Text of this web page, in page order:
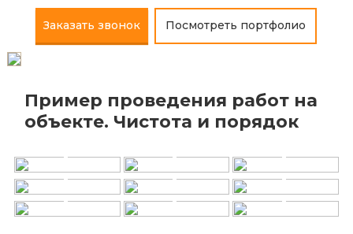
Заказать звонок Посмотреть портфолио
Пример проведения работ на
объекте. Чистота и порядок
+ + +
+ + +
+ + +